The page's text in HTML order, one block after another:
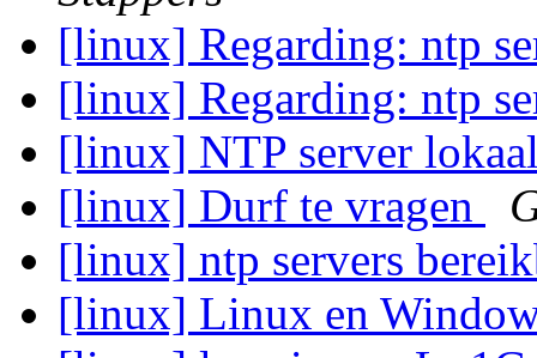
[linux] Regarding: ntp
[linux] Regarding: ntp
[linux] NTP server
[linux] Durf te vragen
[linux] ntp servers
[linux] Linux en